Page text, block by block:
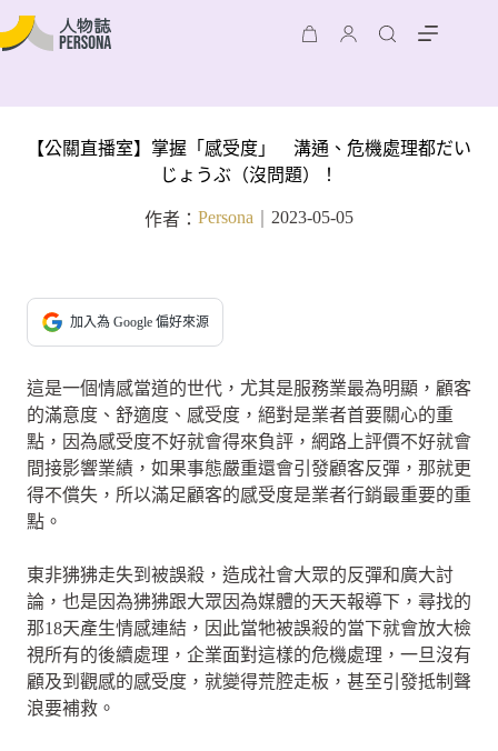
【公關直播室】掌握「感受度」 溝通、危機處理都だい
じょうぶ（沒問題）！
作者： Persona 2023-05-05
加入為 Google 偏好來源
這是一個情感當道的世代，尤其是服務業最為明顯，顧客
的滿意度、舒適度、感受度，絕對是業者首要關心的重
點，因為感受度不好就會得來負評，網路上評價不好就會
間接影響業績，如果事態嚴重還會引發顧客反彈，那就更
得不償失，所以滿足顧客的感受度是業者行銷最重要的重
點。
東非狒狒走失到被誤殺，造成社會大眾的反彈和廣大討
論，也是因為狒狒跟大眾因為媒體的天天報導下，尋找的
那18天產生情感連結，因此當牠被誤殺的當下就會放大檢
視所有的後續處理，企業面對這樣的危機處理，一旦沒有
顧及到觀感的感受度，就變得荒腔走板，甚至引發抵制聲
浪要補救。